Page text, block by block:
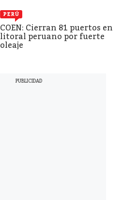
PERÚ
COEN: Cierran 81 puertos en
litoral peruano por fuerte
oleaje